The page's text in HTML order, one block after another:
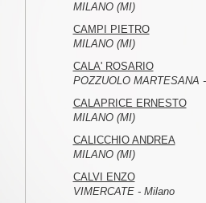
MILANO (MI)
CAMPI PIETRO
MILANO (MI)
CALA' ROSARIO
POZZUOLO MARTESANA
CALAPRICE ERNESTO
MILANO (MI)
CALICCHIO ANDREA
MILANO (MI)
CALVI ENZO
VIMERCATE - Milano